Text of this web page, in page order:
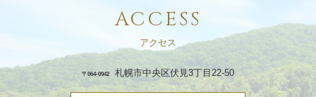
ACCESS
アクセス
〒064-0942 札幌市中央区伏見3丁目22-50